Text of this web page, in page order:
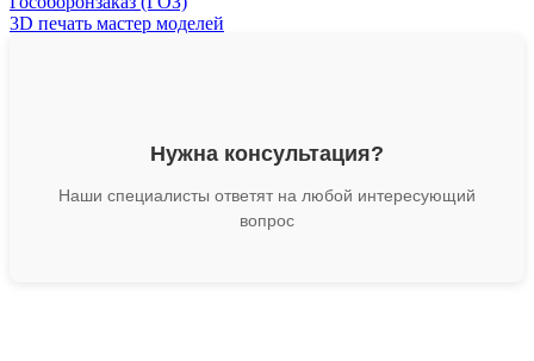
3D печать мастер моделей
Нужна консультация?
Наши специалисты ответят на любой интересующий
вопрос